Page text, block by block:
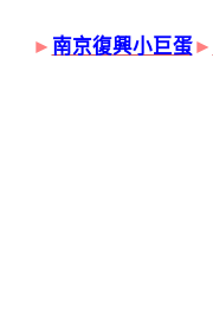
► 南京復興小巨蛋►